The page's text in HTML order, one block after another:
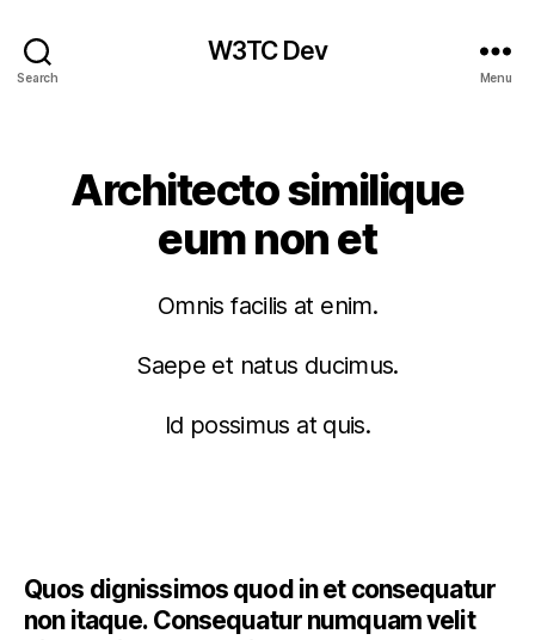
Search
W3TC Dev
Menu
Architecto similique
eum non et
Omnis facilis at enim.
Saepe et natus ducimus.
Id possimus at quis.
Quos dignissimos quod in et consequatur
non itaque. Consequatur numquam velit